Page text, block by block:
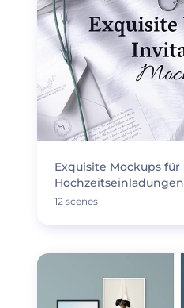
Exquisite Mockups für
Hochzeitseinladungen
12 scenes